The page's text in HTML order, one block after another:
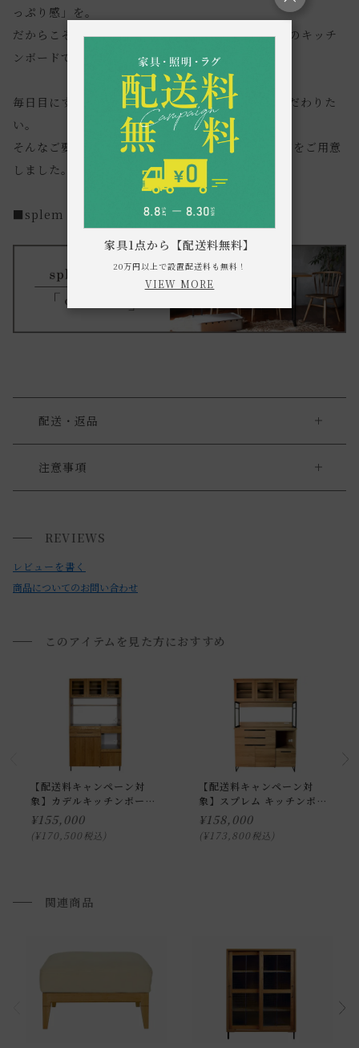
っぷり感」を。
だからこそ程よい「生活感」と「おしゃれ感」をこのキッチ
ンボードで実現してみませんか。
毎日目にするキッチンだからこそ、気を抜かずにこだわりた
い。
そんなご要望にお答えして、横幅1020mmのサイズをご用意
しました。
■splem series（スプレムシリーズ）はこちら
配送・返品
大型商品をご購入の際の注意点
搬入経路によっては、建物入り口や通路のサイズにより、 商
品を設置場所に搬入ができない場合がございます。
必ず商品サイズ、搬入経路をご確認下さい。
送料について
送料について
家具の場合、送料は1台ごとにかかります。
北海道・沖縄・離島への配送は別途お見積もりさせていただ
きます。
ご注文内容確認後、送料を追加し、ご注文確認メールをお送
通常配送について
※室内への搬入、設置、商品組み立てサービスは行っており
お届けする建物、および周囲の状況により、お客様に商品の
搬入のお手伝いをお願いさせて頂く場合がございます。
注意事項
させて頂きます。
・ご使用頂く前にお客様にて組み立てて下さいます様よろし
くお願い致します。
・炊飯器等蒸気の出るものは、引き出した状態のスライド部
分に置いてお使い下さい。
下収納部分の上に置いたり、スライド部分を引き出さずにお
使いになると、キッチンボードが傷む恐れがあります。
・お使いのPC画面等や光の環境によっては、掲載の画像と実
際の商品とで色の見え方が異なることもございます。ご了承
ください。
REVIEWS
レビューを書く
商品についてのお問い合わせ
このアイテムを見た方におすすめ
【配送料キャンペーン対
象】カデルキッチンボード
1000 [直営店限定]
¥155,000
¥170,500 税込
【配送料キャンペーン対
象】スプレム キッチンボー
ド 1200
¥158,000
¥173,800 税込
関連商品
家具1点から【配送料無料】
20万円以上で設置配送料も無料！
VIEW MORE